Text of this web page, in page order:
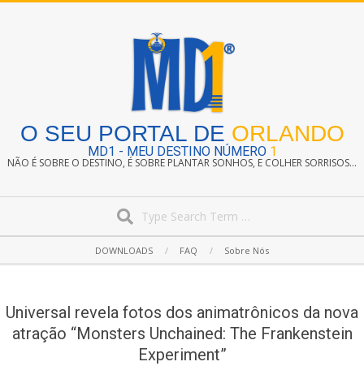
O SEU PORTAL DE ORLANDO
MD1 - MEU DESTINO NÚMERO 1
NÃO É SOBRE O DESTINO, É SOBRE PLANTAR SONHOS, E COLHER SORRISOS...
Navigation
DOWNLOADS FAQ Sobre Nós
Universal revela fotos dos animatrônicos da nova
atração “Monsters Unchained: The Frankenstein
Experiment”